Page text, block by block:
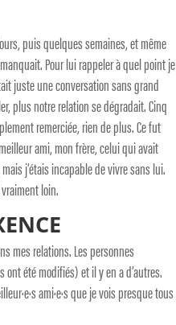
puis quelques semaines, et même
Pour lui rappeler à quel point je
juste une conversation sans grand
plus notre relation se dégradait. Cinq
remerciée, rien de plus. Ce fut
ami, mon frère, celui qui avait
j’étais incapable de vivre sans lui.
loin.
mes relations. Les personnes
été modifiés) et il y en a d’autres.
ami·e·s que je vois presque tous